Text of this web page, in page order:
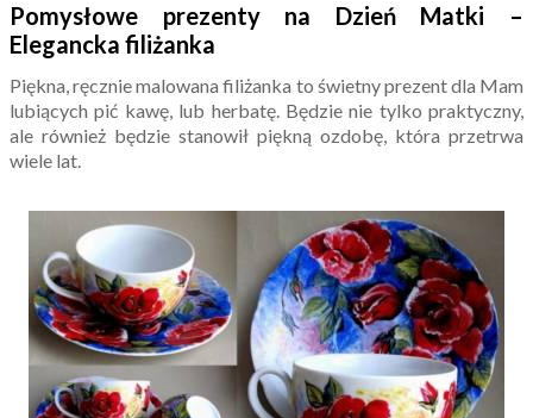
Pomysłowe prezenty na Dzień Matki –
Elegancka filiżanka
Piękna, ręcznie malowana filiżanka to świetny prezent dla Mam
lubiących pić kawę, lub herbatę. Będzie nie tylko praktyczny,
ale również będzie stanowił piękną ozdobę, która przetrwa
wiele lat.